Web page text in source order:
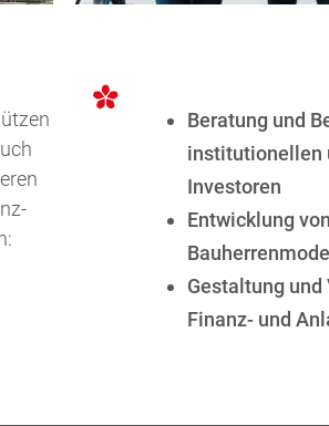
Beratung und
institutionellen
Investoren
Entwicklung
Gestaltung und
Finanz- und